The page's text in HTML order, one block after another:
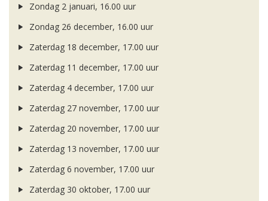
Zondag 2 januari, 16.00 uur
Zondag 26 december, 16.00 uur
Zaterdag 18 december, 17.00 uur
Zaterdag 11 december, 17.00 uur
Zaterdag 4 december, 17.00 uur
Zaterdag 27 november, 17.00 uur
Zaterdag 20 november, 17.00 uur
Zaterdag 13 november, 17.00 uur
Zaterdag 6 november, 17.00 uur
Zaterdag 30 oktober, 17.00 uur